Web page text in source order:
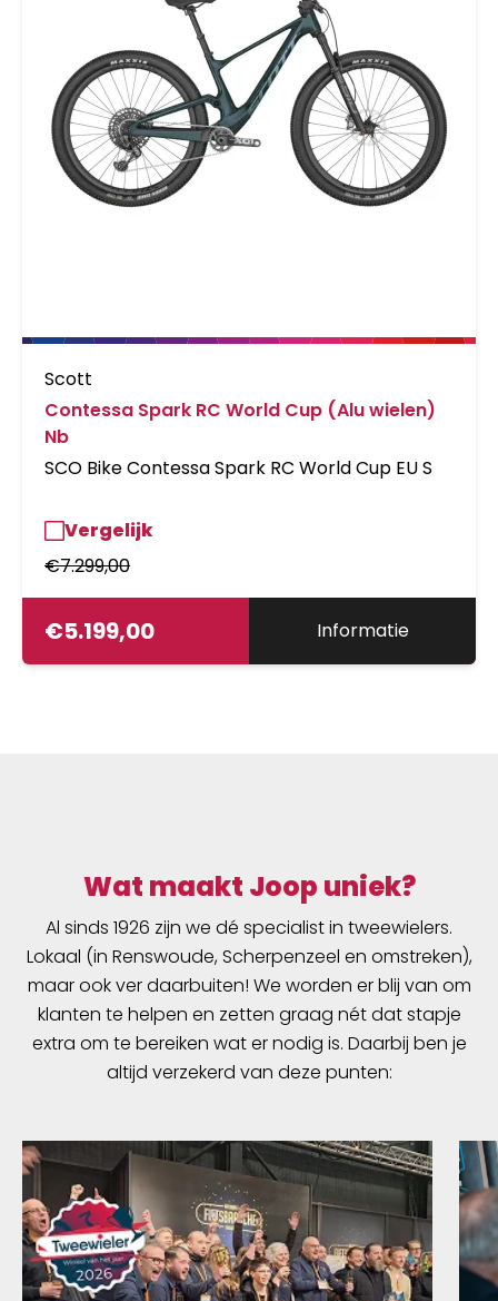
Scott
Contessa Spark RC World Cup (Alu wielen)
Nb
SCO Bike Contessa Spark RC World Cup EU S
Vergelijk
€7.299,00
€5.199,00 Informatie
Wat maakt Joop uniek?
Al sinds 1926 zijn we dé specialist in tweewielers.
Lokaal (in Renswoude, Scherpenzeel en omstreken),
maar ook ver daarbuiten! We worden er blij van om
klanten te helpen en zetten graag nét dat stapje
extra om te bereiken wat er nodig is. Daarbij ben je
altijd verzekerd van deze punten: